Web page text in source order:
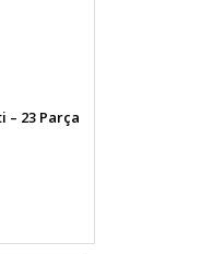
– 23 Parça